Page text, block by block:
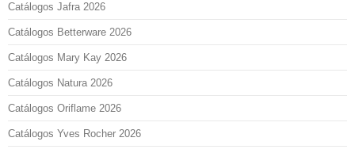
Catálogos Jafra 2026
Catálogos Betterware 2026
Catálogos Mary Kay 2026
Catálogos Natura 2026
Catálogos Oriflame 2026
Catálogos Yves Rocher 2026